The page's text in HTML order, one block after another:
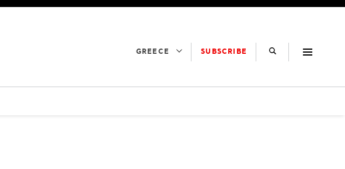
GREECE SUBSCRIBE